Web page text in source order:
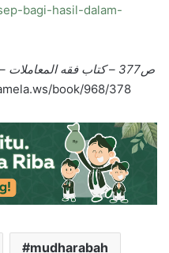
bagi-hasil-dalam-
ص377 – كتاب فقه المعاملات – تعريف المضاربة – المكتبة الشاملة
book/968/378
mudharabah